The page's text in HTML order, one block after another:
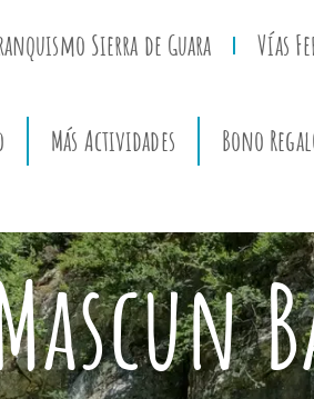
Sierra de Guara Vías
Más Actividades Bono